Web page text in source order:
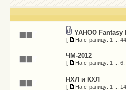
YAHOO Fantasy
[ На страницу: 1 44
ЧМ-2012
[ На страницу: 1 6
НХЛ и КХЛ
[ На страницу: 1 14